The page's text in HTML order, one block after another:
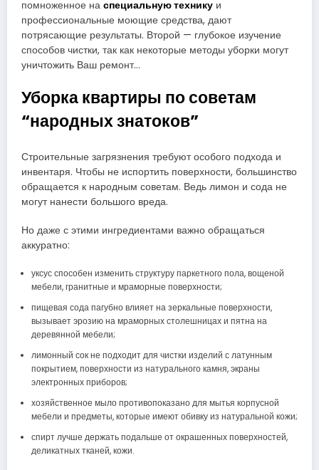
помноженное на специальную технику и
профессиональные моющие средства, дают
потрясающие результаты. Второй — глубокое изучение
способов чистки, так как некоторые методы уборки могут
уничтожить Ваш ремонт…
Уборка квартиры по советам
“народных знатоков”
Строительные загрязнения требуют особого подхода и
инвентаря. Чтобы не испортить поверхности, большинство
обращается к народным советам. Ведь лимон и сода не
могут нанести большого вреда.
Но даже с этими ингредиентами важно обращаться
аккуратно:
уксус способен изменить структуру паркетного пола, вощеной
мебели, гранитные и мраморные поверхности;
пищевая сода пагубно влияет на зеркальные поверхности,
вызывает эрозию на мраморных столешницах и пятна на
деревянной мебели;
лимонный сок не подходит для чистки изделий с латунным
покрытием, поверхности из натурального камня, экраны
электронных приборов;
хозяйственное мыло противопоказано для мытья корпусной
мебели и предметы, которые имеют обивку из натуральной кожи;
спирт лучше держать подальше от окрашенных поверхностей,
деликатных тканей, кожи.